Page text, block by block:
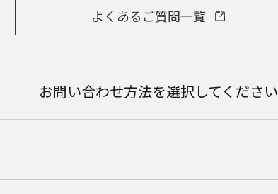
よくあるご質問一覧
お問い合わせ方法を選択してください